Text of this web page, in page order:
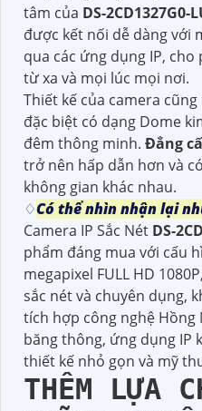
tâm của DS-2CD1327G0-
được kết nối dễ dàng với
qua các ứng dụng IP,
từ xa và mọi lúc mọi nơi.
Thiết kế của camera
đặc biệt có dạng Dome
đêm thông minh. Đẳng
trở nên hấp dẫn hơn và
không gian khác nhau.
♢Có thể nhìn nhận lại
Camera IP Sắc Nét DS-
phẩm đáng mua với cấu
megapixel FULL HD
sắc nét và chuyên dụng,
tích hợp công nghệ Hồng
băng thông, ứng dụng IP
thiết kế nhỏ gọn và mỹ
THÊM LỰA